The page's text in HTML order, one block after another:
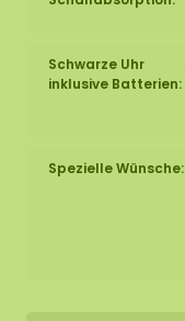
Schwarze Uhr
inklusive Batterien:
Spezielle Wünsche: